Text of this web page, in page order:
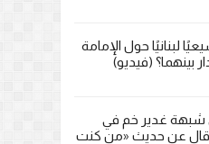
لبنانيًا حول الإمامة
بينهما؟ (فيديو)
شبهة غدير خم في
قال عن حديث «من كنت